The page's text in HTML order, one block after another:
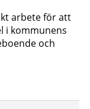
arbete för att
i kommunens
och